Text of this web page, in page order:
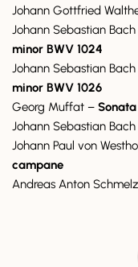
Johann Gottfried
Johann Sebastian
minor BWV 1024
Johann Sebastian
minor BWV 1026
Georg Muffat –
Johann Sebastian
Johann Paul von
campane
Andreas Anton